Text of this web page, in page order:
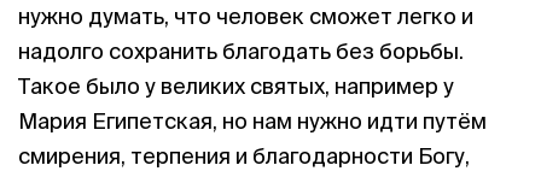
нужно думать, что человек сможет легко и
надолго сохранить благодать без борьбы.
Такое было у великих святых, например у
Мария Египетская, но нам нужно идти путём
смирения, терпения и благодарности Богу,